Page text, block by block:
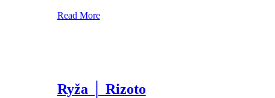
Read More
Ryža │ Rizoto